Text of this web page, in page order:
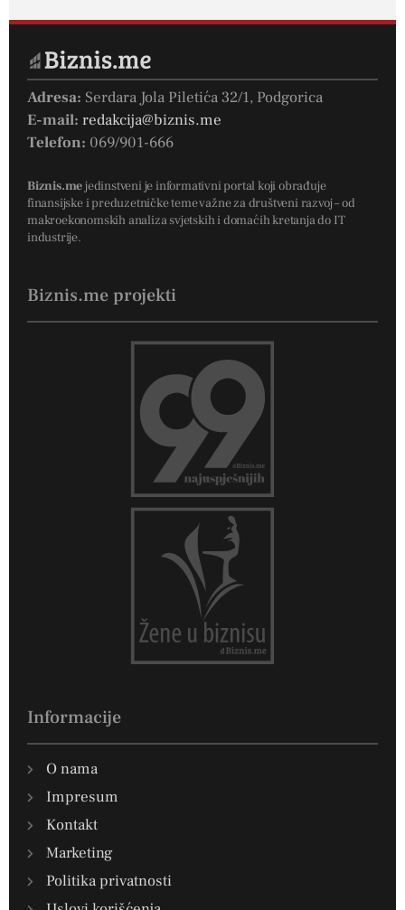
Adresa: Serdara Jola Piletića 32/1, Podgorica
E-mail: redakcija@biznis.me
Telefon: 069/901-666
Biznis.mejedinstveni je informativni portal koji obrađuje
finansijske i preduzetničke teme važne za društveni razvoj – od
makroekonomskih analiza svjetskih i domaćih kretanja do IT
industrije.
Biznis.me projekti
Informacije
O nama
Impresum
Kontakt
Marketing
Politika privatnosti